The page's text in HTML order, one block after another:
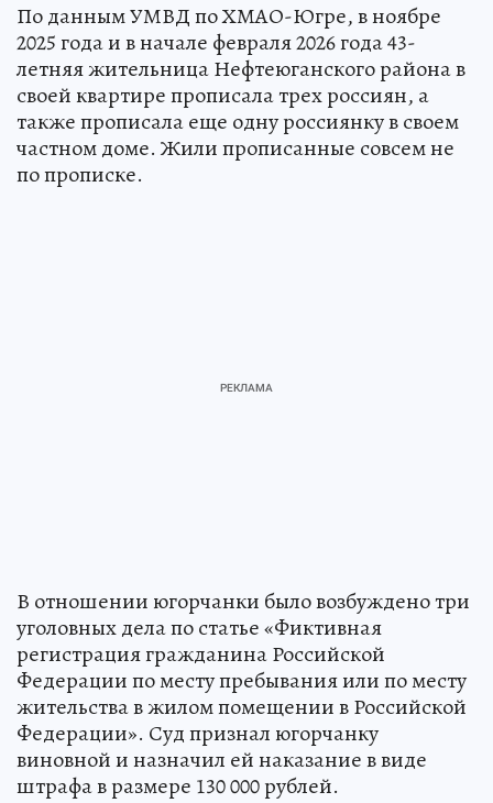
По данным УМВД по ХМАО-Югре, в ноябре
2025 года и в начале февраля 2026 года 43-
летняя жительница Нефтеюганского района в
своей квартире прописала трех россиян, а
также прописала еще одну россиянку в своем
частном доме. Жили прописанные совсем не
по прописке.
В отношении югорчанки было возбуждено три
уголовных дела по статье «Фиктивная
регистрация гражданина Российской
Федерации по месту пребывания или по месту
жительства в жилом помещении в Российской
Федерации». Суд признал югорчанку
виновной и назначил ей наказание в виде
штрафа в размере 130 000 рублей.